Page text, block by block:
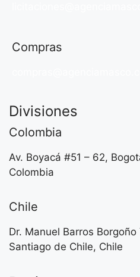
Compras
Divisiones
Colombia
Av. Boyacá #51 – 62,
Colombia
Chile
Dr. Manuel Barros
Santiago de Chile, Chile